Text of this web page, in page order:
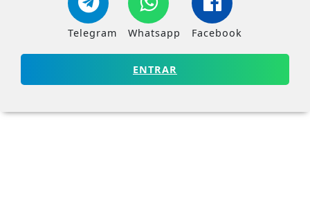
Telegram Whatsapp Facebook
ENTRAR